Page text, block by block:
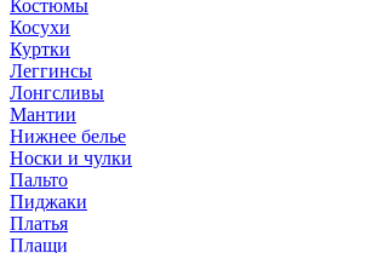
Костюмы
Косухи
Куртки
Леггинсы
Лонгсливы
Мантии
Нижнее белье
Носки и чулки
Пальто
Пиджаки
Платья
Плащи